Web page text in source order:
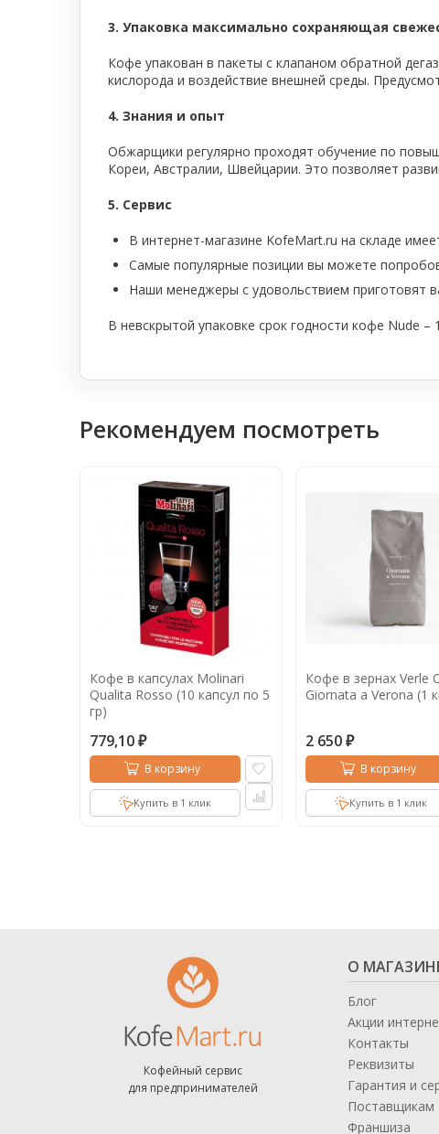
3. Упаковка максимально сохраняющая
Кофе упакован в пакеты с клапаном обратной
кислорода и воздействие внешней среды.
4. Знания и опыт
Обжарщики регулярно проходят обучение по
Кореи, Австралии, Швейцарии. Это позволяет
5. Сервис
В интернет-магазине KofeMart.ru на складе
Самые популярные позиции вы можете
Наши менеджеры с удовольствием приготовят
В невскрытой упаковке срок годности кофе Nude –
Рекомендуем посмотреть
Кофе в капсулах Molinari
Qualita Rosso (10 капсул по 5
гр)
779,10 ₽
В корзину
Купить в 1 клик
Кофе в зернах Verle
Giornata a Verona (1
2 650 ₽
В корзину
Купить в 1 клик
Кофейный сервис
для предпринимателей
О
Блог
Акции
Контакты
Реквизиты
Гарантия и
Поставщикам
Франшиза